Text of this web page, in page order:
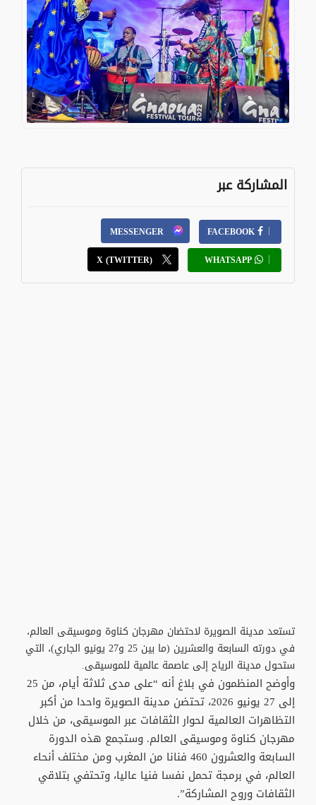
المشاركة عبر
FACEBOOK
MESSENGER
WHATSAPP
X (TWITTER)
تستعد مدينة الصويرة لاحتضان مهرجان كناوة وموسيقى العالم،
في دورته السابعة والعشرين (ما بين 25 و27 يونيو الجاري)، التي
ستحول مدينة الرياح إلى عاصمة عالمية للموسيقى.
وأوضح المنظمون في بلاغ أنه “على مدى ثلاثة أيام، من 25
إلى 27 يونيو 2026، تحتضن مدينة الصويرة واحدا من أكبر
التظاهرات العالمية لحوار الثقافات عبر الموسيقى، من خلال
مهرجان كناوة وموسيقى العالم. وستجمع هذه الدورة
السابعة والعشرون 460 فنانا من المغرب ومن مختلف أنحاء
العالم، في برمجة تحمل نفسا فنيا عاليا، وتحتفي بتلاقي
الثقافات وروح المشاركة”.